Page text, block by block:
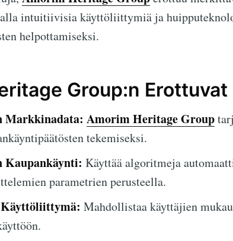
intuitiivisia käyttöliittymiä ja
helpottamiseksi.
Group:n Erottuvat
Markkinadata: Amorim Heritage Group
tekemiseksi.
Kaupankäynti: Käyttää algoritmeja
parametrien perusteella.
Mahdollistaa käyttäjien